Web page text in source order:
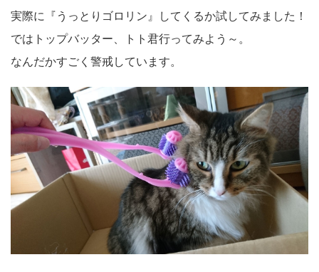
実際に『うっとりゴロリン』してくるか試してみました！
ではトップバッター、トト君行ってみよう～。
なんだかすごく警戒しています。